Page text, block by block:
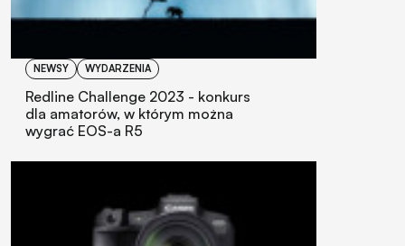
NEWSY WYDARZENIA
Redline Challenge 2023 - konkurs
dla amatorów, w którym można
wygrać EOS-a R5